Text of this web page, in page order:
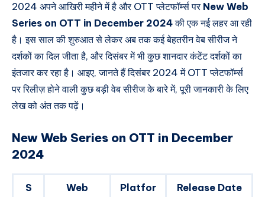
2024 अपने आखिरी महीने में है और OTT प्लेटफॉर्म्स पर New Web
Series on OTT in December 2024की एक नई लहर आ रही
है। इस साल की शुरुआत से लेकर अब तक कई बेहतरीन वेब सीरीज ने
दर्शकों का दिल जीता है, और दिसंबर में भी कुछ शानदार कंटेंट दर्शकों का
इंतजार कर रहा है। आइए, जानते हैं दिसंबर 2024 में OTT प्लेटफॉर्म्स
पर रिलीज़ होने वाली कुछ बड़ी वेब सीरीज के बारे में, पूरी जानकारी के लिए
लेख को अंत तक पढ़ें।
New Web Series on OTT in December
2024
S
Web
Platfor
Release Date